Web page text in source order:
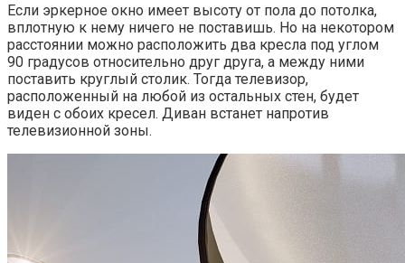
Если эркерное окно имеет высоту от пола до потолка,
вплотную к нему ничего не поставишь. Но на некотором
расстоянии можно расположить два кресла под углом
90 градусов относительно друг друга, а между ними
поставить круглый столик. Тогда телевизор,
расположенный на любой из остальных стен, будет
виден с обоих кресел. Диван встанет напротив
телевизионной зоны.